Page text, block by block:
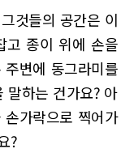
것들의 공간은 이
고 종이 위에 손을
변에 동그라미를
말하는 건가요? 아
가락으로 찍어가
?